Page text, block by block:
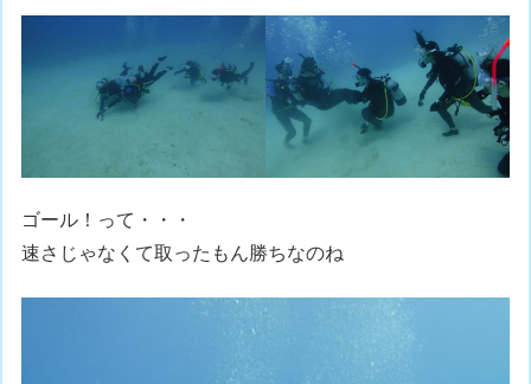
ゴール！って・・・
速さじゃなくて取ったもん勝ちなのね